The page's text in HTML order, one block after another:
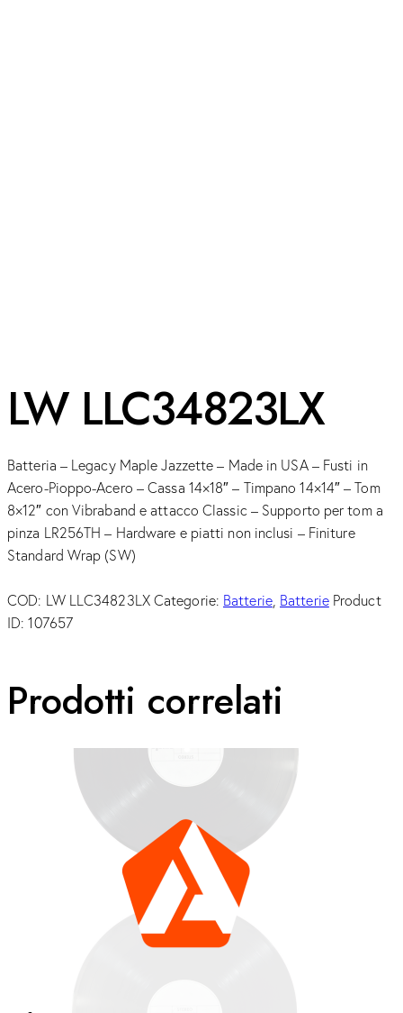
LW LLC34823LX
Batteria – Legacy Maple Jazzette – Made in USA – Fusti in
Acero-Pioppo-Acero – Cassa 14×18″ – Timpano 14×14″ – Tom
8×12″ con Vibraband e attacco Classic – Supporto per tom a
pinza LR256TH – Hardware e piatti non inclusi – Finiture
Standard Wrap (SW)
COD: LW LLC34823LX Categorie: Batterie, Batterie Product
ID:107657
Prodotti correlati